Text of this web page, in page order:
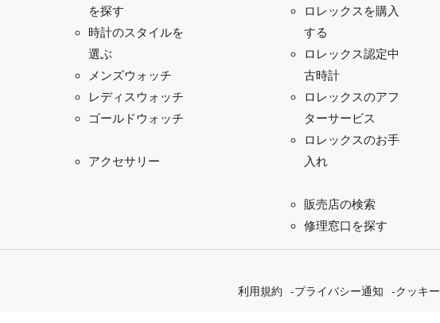
を探す
時計のスタイルを
選ぶ
メンズウォッチ
レディスウォッチ
ゴールドウォッチ
アクセサリー
ロレックスを購入
する
ロレックス認定中
古時計
ロレックスのアフ
ターサービス
ロレックスのお手
入れ
販売店の検索
修理窓口を探す
利用規約 プライバシー通知 クッキー